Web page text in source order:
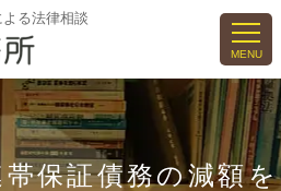
る法律相談
MENU
保証債務の減額を